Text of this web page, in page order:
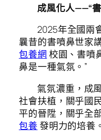
成風化人——“
2025年全國兩
曩昔的書噴鼻世家
包養網校園、書噴
鼻是一種氣氛。”
氣氛濃重，成
社會扶植，關乎國
平的晉陞，關乎全
包養發明力的培養。